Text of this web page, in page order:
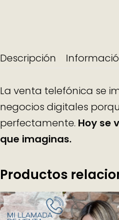
Descripción
La venta telefónica se
negocios digitales
perfectamente. Hoy se
que imaginas.
Productos